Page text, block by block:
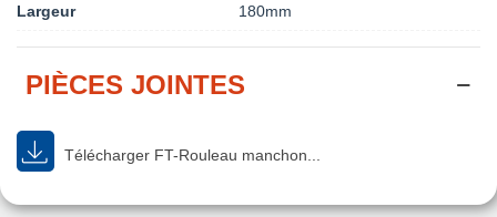
Largeur 180mm
PIÈCES JOINTES
Télécharger FT-Rouleau manchon...